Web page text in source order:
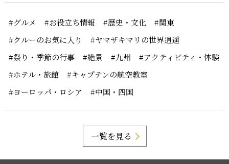
#グルメ #お役立ち情報 #歴史・文化
#関東
#クルーのお気に入り
#ヤマザキマリの世界逍遥
#祭り・季節の行事
#絶景 #九州
#アクティビティ・体験
#ホテル・旅館
#キャプテンの航空教室
#ヨーロッパ・ロシア
#中国・四国
一覧を見る